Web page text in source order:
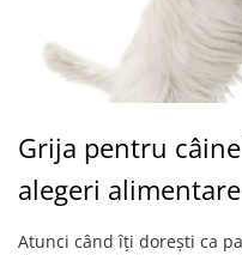
Grija pentru
alegeri
Atunci când îți dorești ca